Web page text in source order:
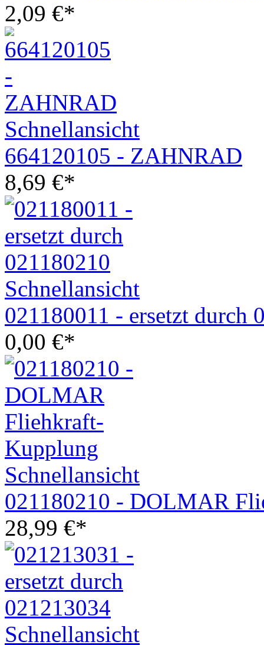
2,09 €*
Schnellansicht
664120105 - ZAHNRAD
8,69 €*
Schnellansicht
021180011 - ersetzt durch
0,00 €*
Schnellansicht
021180210 - DOLMAR
28,99 €*
Schnellansicht